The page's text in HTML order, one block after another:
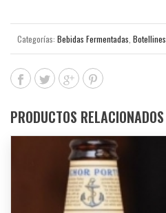
Categorías: Bebidas Fermentadas Botellines
PRODUCTOS RELACIONADOS